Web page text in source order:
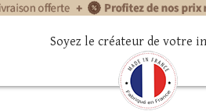
Soyez le créateur de votre